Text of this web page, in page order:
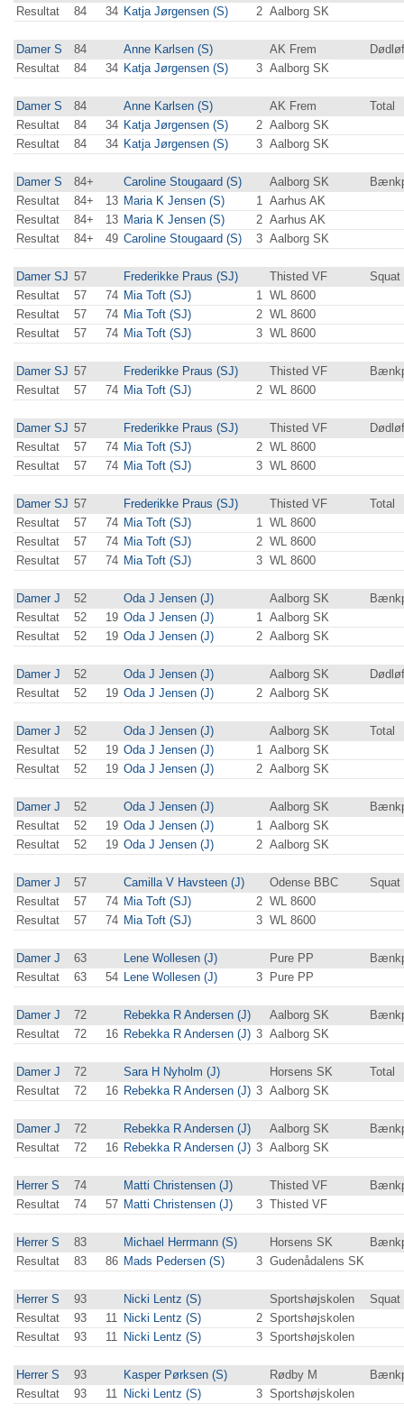
Resultat
84 34 Katja Jørgensen (S) 2 Aalborg SK
Damer S 84 Anne Karlsen (S) AK Frem
Resultat
84 34 Katja Jørgensen (S) 3 Aalborg SK
Damer S 84 Anne Karlsen (S) AK Frem
Total
Resultat
84 34 Katja Jørgensen (S) 2 Aalborg SK
Resultat
84 34 Katja Jørgensen (S) 3 Aalborg SK
Damer S 84+ Caroline Stougaard (S) Aalborg SK
Resultat
84+ 13 Maria K Jensen (S) 1 Aarhus AK
Resultat
84+ 13 Maria K Jensen (S) 2 Aarhus AK
Resultat
84+ 49 Caroline Stougaard (S) 3 Aalborg SK
Damer SJ 57 Frederikke Praus (SJ) Thisted VF
Squat
Resultat
57 74 Mia Toft (SJ) 1 WL 8600
Resultat
57 74 Mia Toft (SJ) 2 WL 8600
Resultat
57 74 Mia Toft (SJ) 3 WL 8600
Damer SJ 57 Frederikke Praus (SJ) Thisted VF
Resultat
57 74 Mia Toft (SJ) 2 WL 8600
Damer SJ 57 Frederikke Praus (SJ) Thisted VF
Resultat
57 74 Mia Toft (SJ) 2 WL 8600
Resultat
57 74 Mia Toft (SJ) 3 WL 8600
Damer SJ 57 Frederikke Praus (SJ) Thisted VF
Total
Resultat
57 74 Mia Toft (SJ) 1 WL 8600
Resultat
57 74 Mia Toft (SJ) 2 WL 8600
Resultat
57 74 Mia Toft (SJ) 3 WL 8600
Damer J 52 Oda J Jensen (J) Aalborg SK
Resultat
52 19 Oda J Jensen (J) 1 Aalborg SK
Resultat
52 19 Oda J Jensen (J) 2 Aalborg SK
Damer J 52 Oda J Jensen (J) Aalborg SK
Resultat
52 19 Oda J Jensen (J) 2 Aalborg SK
Damer J 52 Oda J Jensen (J) Aalborg SK
Total
Resultat
52 19 Oda J Jensen (J) 1 Aalborg SK
Resultat
52 19 Oda J Jensen (J) 2 Aalborg SK
Damer J 52 Oda J Jensen (J) Aalborg SK
Resultat
52 19 Oda J Jensen (J) 1 Aalborg SK
Resultat
52 19 Oda J Jensen (J) 2 Aalborg SK
Damer J 57 Camilla V Havsteen (J) Odense BBC
Squat
Resultat
57 74 Mia Toft (SJ) 2 WL 8600
Resultat
57 74 Mia Toft (SJ) 3 WL 8600
Damer J 63 Lene Wollesen (J) Pure PP
Resultat
63 54 Lene Wollesen (J) 3 Pure PP
Damer J 72 Rebekka R Andersen (J) Aalborg SK
Resultat
72 16 Rebekka R Andersen (J) 3 Aalborg SK
Damer J 72 Sara H Nyholm (J) Horsens SK
Total
Resultat
72 16 Rebekka R Andersen (J) 3 Aalborg SK
Damer J 72 Rebekka R Andersen (J) Aalborg SK
Resultat
72 16 Rebekka R Andersen (J) 3 Aalborg SK
Herrer S 74 Matti Christensen (J) Thisted VF
Resultat
74 57 Matti Christensen (J) 3 Thisted VF
Herrer S 83 Michael Herrmann (S) Horsens SK
Resultat
83 86 Mads Pedersen (S) 3 Gudenådalens SK
Herrer S 93 Nicki Lentz (S) Sportshøjskolen
Squat
Resultat
93 11 Nicki Lentz (S) 2 Sportshøjskolen
Resultat
93 11 Nicki Lentz (S) 3 Sportshøjskolen
Herrer S 93 Kasper Pørksen (S) Rødby M
Resultat
93 11 Nicki Lentz (S) 3 Sportshøjskolen